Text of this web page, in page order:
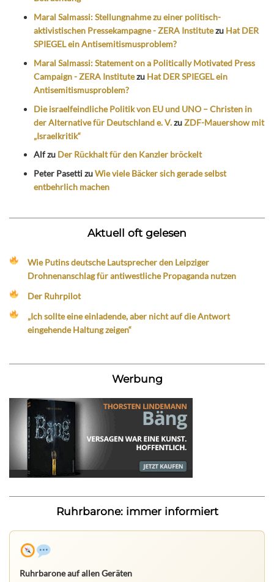
Maral Salmassi: Stellungnahme zu einer politisch-
aktivistischen Pressekampagne - ZERA Institutezu Hat DER
SPIEGEL ein Antisemitismusproblem?
Maral Salmassi: Statement on a Politically Motivated Press
Campaign - ZERA Institutezu Hat DER SPIEGEL ein
Antisemitismusproblem?
Die israelfeindliche Politik von EU und UNO – Christen in
der Alternative für Deutschland e. V.zuZDF-Mauershow mit
„Israelkritik“
Alfzu Der Rückhalt für den Kanzler bröckelt
Peter PasettizuWie viele Bäcker sich gerade selbst
entbehrlich machen
Aktuell oft gelesen
Wie Putins deutsche Lautsprecher den Leipziger
Drohnenanschlag für antiwestliche Propaganda nutzen
Der Ruhrpilot
„Ich sollte eine einladende, aber nicht auf die Antwort
eingehende Haltung zeigen“
Werbung
Ruhrbarone: immer informiert
Ruhrbarone auf allen Geräten